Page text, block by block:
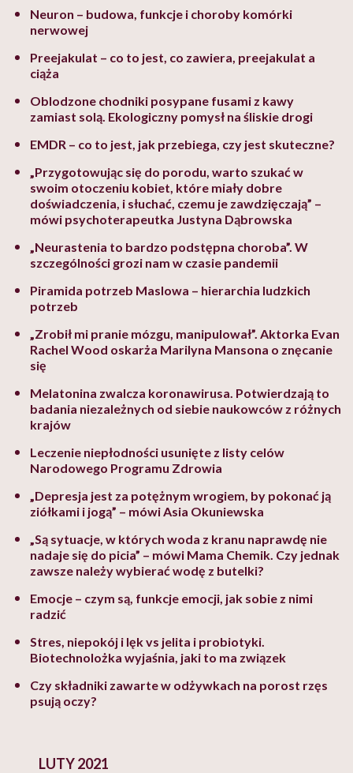
Neuron – budowa, funkcje i choroby komórki
nerwowej
Preejakulat – co to jest, co zawiera, preejakulat a
ciąża
Oblodzone chodniki posypane fusami z kawy
zamiast solą. Ekologiczny pomysł na śliskie drogi
EMDR – co to jest, jak przebiega, czy jest skuteczne?
„Przygotowując się do porodu, warto szukać w
swoim otoczeniu kobiet, które miały dobre
doświadczenia, i słuchać, czemu je zawdzięczają” –
mówi psychoterapeutka Justyna Dąbrowska
„Neurastenia to bardzo podstępna choroba”. W
szczególności grozi nam w czasie pandemii
Piramida potrzeb Maslowa – hierarchia ludzkich
potrzeb
„Zrobił mi pranie mózgu, manipulował”. Aktorka Evan
Rachel Wood oskarża Marilyna Mansona o znęcanie
się
Melatonina zwalcza koronawirusa. Potwierdzają to
badania niezależnych od siebie naukowców z różnych
krajów
Leczenie niepłodności usunięte z listy celów
Narodowego Programu Zdrowia
„Depresja jest za potężnym wrogiem, by pokonać ją
ziółkami i jogą” – mówi Asia Okuniewska
„Są sytuacje, w których woda z kranu naprawdę nie
nadaje się do picia” – mówi Mama Chemik. Czy jednak
zawsze należy wybierać wodę z butelki?
Emocje – czym są, funkcje emocji, jak sobie z nimi
radzić
Stres, niepokój i lęk vs jelita i probiotyki.
Biotechnolożka wyjaśnia, jaki to ma związek
Czy składniki zawarte w odżywkach na porost rzęs
psują oczy?
LUTY 2021